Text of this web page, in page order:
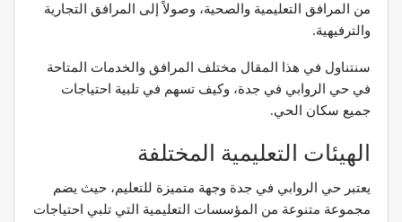
من المرافق التعليمية والصحية، وصولاً إلى المرافق التجارية
والترفيهية.
سنتناول في هذا المقال مختلف المرافق والخدمات المتاحة
في حي الروابي في جدة، وكيف تسهم في تلبية احتياجات
جميع سكان الحي.
الهيئات التعليمية المختلفة
يعتبر حي الروابي في جدة وجهة متميزة للتعليم، حيث يضم
مجموعة متنوعة من المؤسسات التعليمية التي تلبي احتياجات